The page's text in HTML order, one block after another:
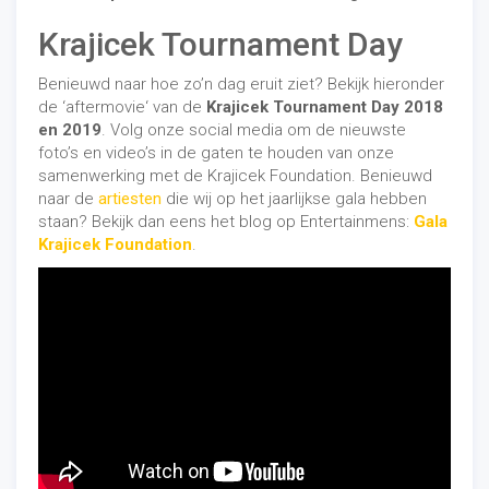
Krajicek Tournament Day
Benieuwd naar hoe zo’n dag eruit ziet? Bekijk hieronder
de ‘aftermovie‘ van de Krajicek Tournament Day 2018
en 2019. Volg onze social media om de nieuwste
foto’s en video’s in de gaten te houden van onze
samenwerking met de Krajicek Foundation. Benieuwd
naar de artiesten die wij op het jaarlijkse gala hebben
staan? Bekijk dan eens het blog op Entertainmens: Gala
Krajicek Foundation.